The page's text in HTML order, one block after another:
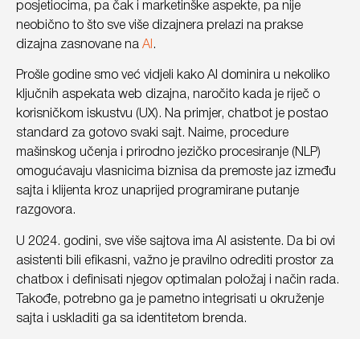
posjetiocima, pa čak i marketinške aspekte, pa nije
neobično to što sve više dizajnera prelazi na prakse
dizajna zasnovane na AI .
Prošle godine smo već vidjeli kako AI dominira u nekoliko
ključnih aspekata web dizajna, naročito kada je riječ o
korisničkom iskustvu (UX). Na primjer, chatbot je postao
standard za gotovo svaki sajt. Naime, procedure
mašinskog učenja i prirodno jezičko procesiranje (NLP)
omogućavaju vlasnicima biznisa da premoste jaz između
sajta i klijenta kroz unaprijed programirane putanje
razgovora.
U 2024. godini, sve više sajtova ima AI asistente. Da bi ovi
asistenti bili efikasni, važno je pravilno odrediti prostor za
chatbox i definisati njegov optimalan položaj i način rada.
Takođe, potrebno ga je pametno integrisati u okruženje
sajta i uskladiti ga sa identitetom brenda.